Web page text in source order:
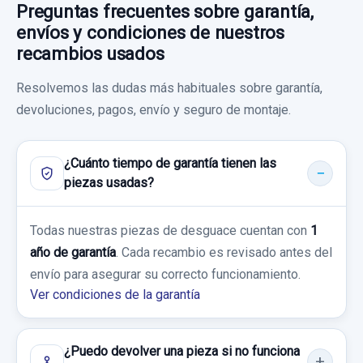
PILOTO TRASERO IZQUIERDO INTERIOR
usado.
TOYOTA COROLLA (E15) 1.4 TURBODIESEL
25,00 €
Sin IVA, gastos de envío no incluidos.
Consultar por whatsapp
POTENCIOMETRO PEDAL 7811012010
usado.
TOYOTA COROLLA (E15) 1.4 TURBODIESEL
Garantía 1 año
27,26 €
Sin IVA, gastos de envío no incluidos.
Consultar por whatsapp
TOYOTA COROLLA (E15) 1.4 TURBODIESEL
CAT
Ref:631618
80,00 €
Sin IVA, gastos de envío no incluidos.
BOMBA FRENO 4720119015
TOYOTA COROLLA (E15) 1.4 TURBODIESEL
CAT
Garantía 1 año
Preguntas frecuentes sobre garantía,
envíos y condiciones de nuestros
recambios usados
Resolvemos las dudas más habituales sobre garantía,
devoluciones, pagos, envío y seguro de montaje.
¿Cuánto tiempo de garantía tienen las
piezas usadas?
Todas nuestras piezas de desguace cuentan con 1
año de garantía . Cada recambio es revisado antes del
envío para asegurar su correcto funcionamiento.
Ver condiciones de la garantía
¿Puedo devolver una pieza si no funciona